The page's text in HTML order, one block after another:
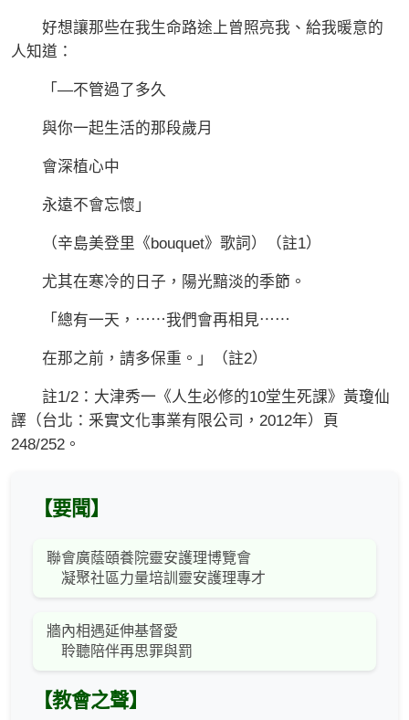
好想讓那些在我生命路途上曾照亮我、給我暖意的
人知道：
「—不管過了多久
與你一起生活的那段歲月
會深植心中
永遠不會忘懷」
（辛島美登里《bouquet》歌詞）（註1）
尤其在寒冷的日子，陽光黯淡的季節。
「總有一天，⋯⋯我們會再相見⋯⋯
在那之前，請多保重。」（註2）
註1/2：大津秀一《人生必修的10堂生死課》黃瓊仙
譯（台北：釆實文化事業有限公司，2012年）頁
248/252。
【要聞】
聯會廣蔭頤養院靈安護理博覽會
凝聚社區力量培訓靈安護理專才
牆內相遇延伸基督愛
聆聽陪伴再思罪與罰
【教會之聲】